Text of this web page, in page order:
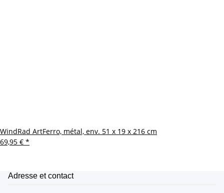
WindRad ArtFerro, métal, env. 51 x 19 x 216 cm
69,95 € *
Adresse et contact